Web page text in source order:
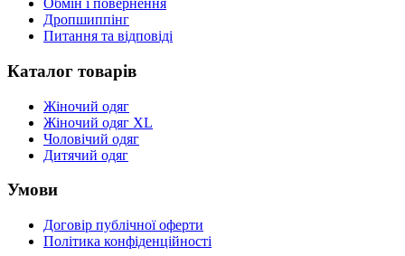
Обмін і повернення
Дропшиппінг
Питання та відповіді
Каталог товарів
Жіночий одяг
Жіночий одяг XL
Чоловічий одяг
Дитячий одяг
Умови
Договір публічної оферти
Політика конфіденційності